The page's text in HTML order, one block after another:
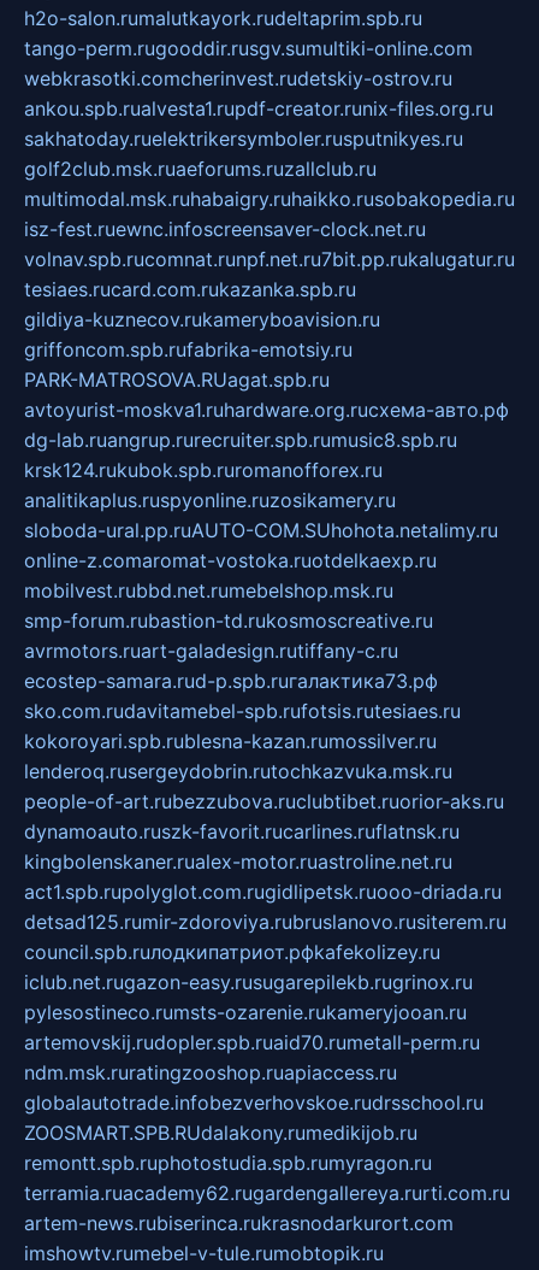
h2o-salon.rumalutkayork.rudeltaprim.spb.ru
tango-perm.rugooddir.rusgv.sumultiki-online.com
webkrasotki.comcherinvest.rudetskiy-ostrov.ru
ankou.spb.rualvesta1.rupdf-creator.runix-files.org.ru
sakhatoday.ruelektrikersymboler.rusputnikyes.ru
golf2club.msk.ruaeforums.ruzallclub.ru
multimodal.msk.ruhabaigry.ruhaikko.rusobakopedia.ru
isz-fest.ruewnc.infoscreensaver-clock.net.ru
volnav.spb.rucomnat.runpf.net.ru7bit.pp.rukalugatur.ru
tesiaes.rucard.com.rukazanka.spb.ru
gildiya-kuznecov.rukameryboavision.ru
griffoncom.spb.rufabrika-emotsiy.ru
PARK-MATROSOVA.RUagat.spb.ru
avtoyurist-moskva1.ruhardware.org.ruсхема-авто.рф
dg-lab.ruangrup.rurecruiter.spb.rumusic8.spb.ru
krsk124.rukubok.spb.ruromanofforex.ru
analitikaplus.ruspyonline.ruzosikamery.ru
sloboda-ural.pp.ruAUTO-COM.SUhohota.netalimy.ru
online-z.comaromat-vostoka.ruotdelkaexp.ru
mobilvest.rubbd.net.rumebelshop.msk.ru
smp-forum.rubastion-td.rukosmoscreative.ru
avrmotors.ruart-galadesign.rutiffany-c.ru
ecostep-samara.rud-p.spb.ruгалактика73.рф
sko.com.rudavitamebel-spb.rufotsis.rutesiaes.ru
kokoroyari.spb.rublesna-kazan.rumossilver.ru
lenderoq.rusergeydobrin.rutochkazvuka.msk.ru
people-of-art.rubezzubova.ruclubtibet.ruorior-aks.ru
dynamoauto.ruszk-favorit.rucarlines.ruflatnsk.ru
kingbolenskaner.rualex-motor.ruastroline.net.ru
act1.spb.rupolyglot.com.rugidlipetsk.ruooo-driada.ru
detsad125.rumir-zdoroviya.rubruslanovo.rusiterem.ru
council.spb.ruлодкипатриот.рфkafekolizey.ru
iclub.net.rugazon-easy.rusugarepilekb.rugrinox.ru
pylesostineco.rumsts-ozarenie.rukameryjooan.ru
artemovskij.rudopler.spb.ruaid70.rumetall-perm.ru
ndm.msk.ruratingzooshop.ruapiaccess.ru
globalautotrade.infobezverhovskoe.rudrsschool.ru
ZOOSMART.SPB.RUdalakony.rumedikijob.ru
remontt.spb.ruphotostudia.spb.rumyragon.ru
terramia.ruacademy62.rugardengallereya.rurti.com.ru
artem-news.rubiserinca.rukrasnodarkurort.com
imshowtv.rumebel-v-tule.rumobtopik.ru